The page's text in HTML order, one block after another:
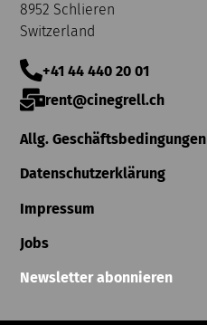
8952 Schlieren
Switzerland
+41 44 440 20 01
rent@cinegrell.ch
Allg. Geschäftsbedingungen
Datenschutzerklärung
Impressum
Jobs
Newsletter abonnieren